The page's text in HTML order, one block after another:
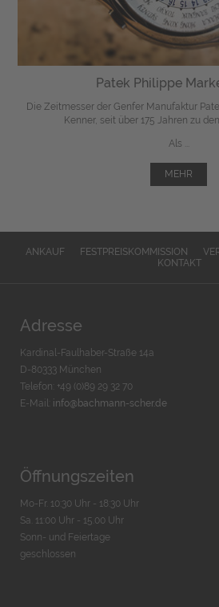
Patek Philippe
Die Zeitmesser der Genfer Manufaktur
Kenner, seit über 175 Jahren zu
Als ...
MEHR
ANKAUF FESTPREISKOMMISSION
KONTAKT
Adresse
Kardinal-Faulhaber-Straße 14a
D-80333 München
Telefon: +49 (0)89 29 32 70
E-Mail: info@bachmann-scher.de
Öffnungszeiten
Mo-Fr. 10:30 Uhr - 18:30 Uhr
Sa. 11:00 Uhr - 15.00 Uhr
Sonn- und Feiertage
geschlossen